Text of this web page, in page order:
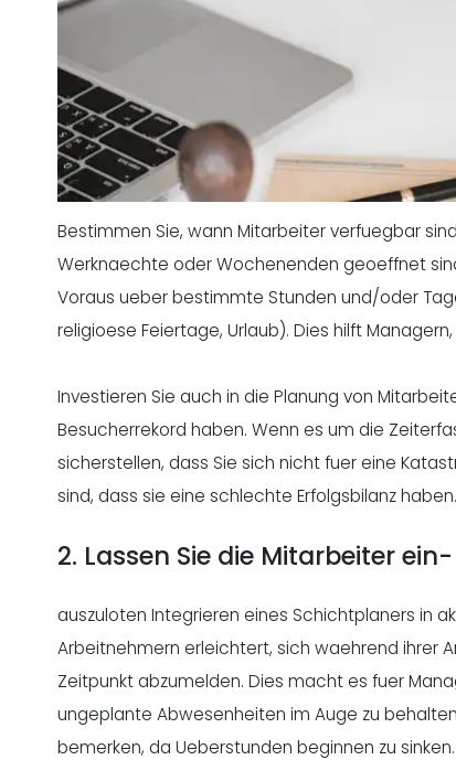
Bestimmen Sie, wann Mitarbeiter verfuegbar
Werknaechte oder Wochenenden geoeffnet
Voraus ueber bestimmte Stunden und/oder
religioese Feiertage, Urlaub). Dies hilft
Investieren Sie auch in die Planung von
Besucherrekord haben. Wenn es um die
sicherstellen, dass Sie sich nicht fuer eine
sind, dass sie eine schlechte Erfolgsbilanz haben.
2. Lassen Sie die Mitarbeiter
auszuloten Integrieren eines Schichtplaners in
Arbeitnehmern erleichtert, sich waehrend ihrer
Zeitpunkt abzumelden. Dies macht es fuer
ungeplante Abwesenheiten im Auge zu behalten
bemerken, da Ueberstunden beginnen zu sinken.